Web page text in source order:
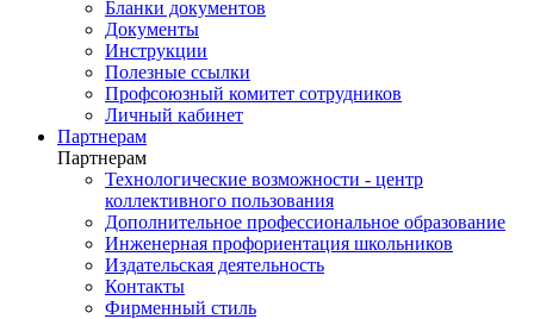
Бланки документов
Документы
Инструкции
Полезные ссылки
Профсоюзный комитет сотрудников
Личный кабинет
Партнерам
Партнерам
Технологические возможности - центр
коллективного пользования
Дополнительное профессиональное образование
Инженерная профориентация школьников
Издательская деятельность
Контакты
Фирменный стиль